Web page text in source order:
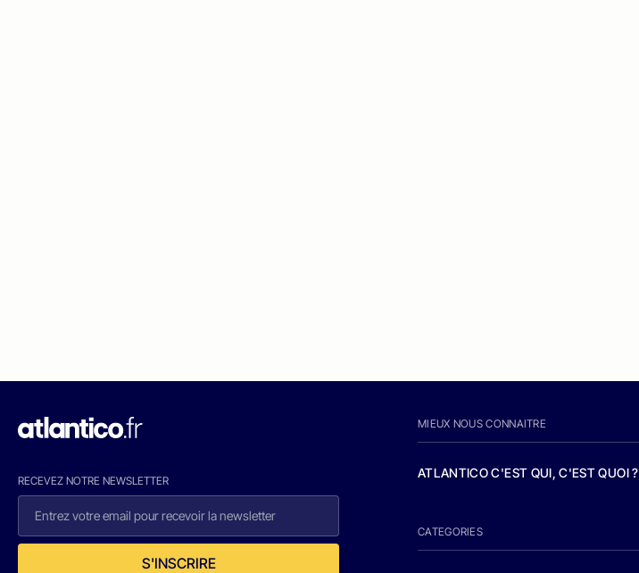
RECEVEZ NOTRE NEWSLETTER
S'INSCRIRE
MIEUX NOUS CONNAITRE
ATLANTICO C'EST QUI, C'EST QUOI ?
CATEGORIES